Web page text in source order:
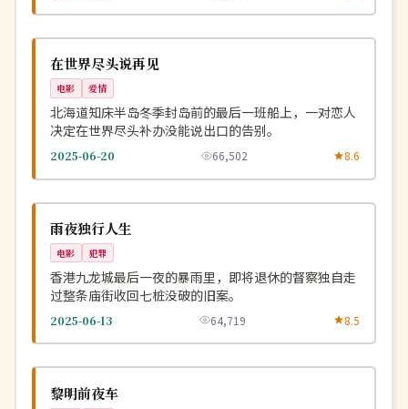
日本
在世界尽头说再见
电影 爱情
北海道知床半岛冬季封岛前的最后一班船上，一对恋人
决定在世界尽头补办没能说出口的告别。
2025-06-20 66,502 8.6
中国
雨夜独行人生
电影 犯罪
香港九龙城最后一夜的暴雨里，即将退休的督察独自走
过整条庙街收回七桩没破的旧案。
2025-06-13 64,719 8.5
韩国
黎明前夜车